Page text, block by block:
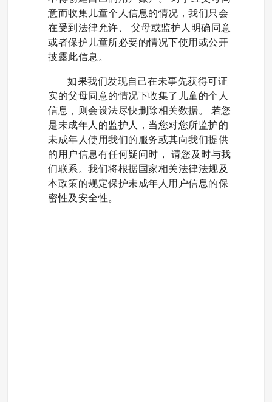
意而收集儿童个人信息的情况，我们只会
在受到法律允许、 父母或监护人明确同意
或者保护儿童所必要的情况下使用或公开
披露此信息。
如果我们发现自己在未事先获得可证
实的父母同意的情况下收集了儿童的个人
信息，则会设法尽快删除相关数据。 若您
是未成年人的监护人，当您对您所监护的
未成年人使用我们的服务或其向我们提供
的用户信息有任何疑问时， 请您及时与我
们联系。我们将根据国家相关法律法规及
本政策的规定保护未成年人用户信息的保
密性及安全性。